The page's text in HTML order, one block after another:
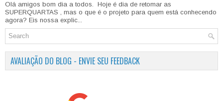
Olá amigos bom dia a todos. Hoje é dia de retomar as
SUPERQUARTAS , mas o que é o projeto para quem está conhecendo
agora? Eis nossa explic...
AVALIAÇÃO DO BLOG - ENVIE SEU FEEDBACK